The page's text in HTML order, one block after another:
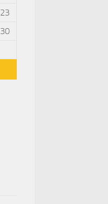
23
30